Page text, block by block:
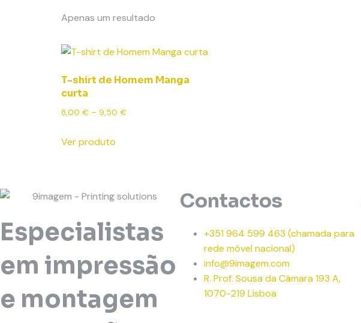
Apenas um resultado
T-shirt de Homem Manga
curta
8,00 € – 9,50 €
Ver produto
Especialistas
em impressão
e montagem
Contactos
+351 964 599 463 (chamada para
rede móvel nacional)
info@9imagem.com
R. Prof. Sousa da Câmara 193 A,
1070-219 Lisboa